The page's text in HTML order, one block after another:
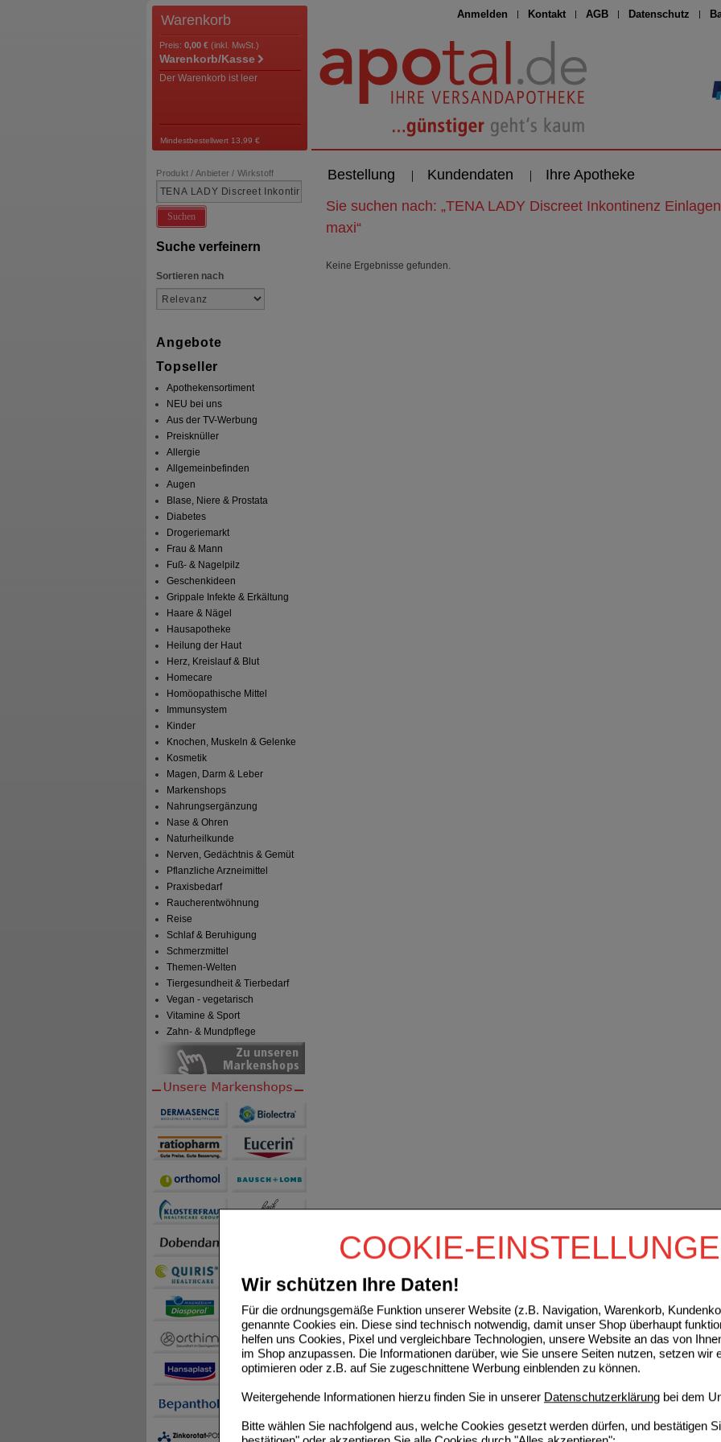
COOKIE-
Wir schützen Ihre Daten!
Für die ordnungsgemäße Funktion unserer Website (z.B. Navigation, Warenkorb,
genannte Cookies ein. Diese sind technisch notwendig, damit unser Shop überhaupt
helfen uns Cookies, Pixel und vergleichbare Technologien, unsere Website an das von
im Shop anzupassen. Die Informationen darüber, wie Sie unsere Seiten nutzen, setzen wir
optimieren oder z.B. auf Sie zugeschnittene Werbung einblenden zu können.
Weitergehende Informationen hierzu finden Sie in unserer Datenschutzerklärung bei dem
Bitte wählen Sie nachfolgend aus, welche Cookies gesetzt werden dürfen, und bestätigen
Anmelden Kontakt AGB Datenschutz
Warenkorb
Preis: 0,00 € (inkl. MwSt.)
Warenkorb/Kasse
Der Warenkorb ist leer
Mindestbestellwert 13,99 €
Bestellung Kundendaten Ihre Apotheke
Produkt / Anbieter / Wirkstoff
Suchen
Suche verfeinern
Sortieren nach
Angebote
Topseller
Apothekensortiment
NEU bei uns
Aus der TV-Werbung
Preisknüller
Allergie
Allgemeinbefinden
Augen
Blase, Niere & Prostata
Diabetes
Drogeriemarkt
Frau & Mann
Fuß- & Nagelpilz
Geschenkideen
Grippale Infekte & Erkältung
Haare & Nägel
Hausapotheke
Heilung der Haut
Herz, Kreislauf & Blut
Homecare
Homöopathische Mittel
Immunsystem
Kinder
Knochen, Muskeln & Gelenke
Kosmetik
Magen, Darm & Leber
Markenshops
Nahrungsergänzung
Nase & Ohren
Naturheilkunde
Nerven, Gedächtnis & Gemüt
Pflanzliche Arzneimittel
Praxisbedarf
Raucherentwöhnung
Reise
Schlaf & Beruhigung
Schmerzmittel
Themen-Welten
Tiergesundheit & Tierbedarf
Vegan - vegetarisch
Vitamine & Sport
Zahn- & Mundpflege
Sie suchen nach: „TENA LADY Discreet Inkontinenz Einlagen
maxi“
Keine Ergebnisse gefunden.